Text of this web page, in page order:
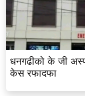
धनगढीको के जी
केस रफादफा